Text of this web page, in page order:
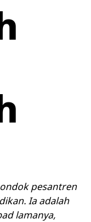
pesantren
Ia adalah
lamanya,